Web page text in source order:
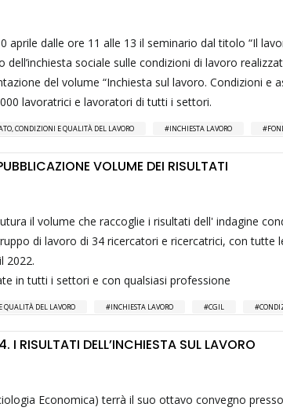
aprile dalle ore 11 alle 13 il seminario dal titolo “Il
sociale sulle condizioni di lavoro
del volume “Inchiesta sul lavoro. Condizioni e
lavoratrici e lavoratori di tutti i settori.
CONDIZIONI E QUALITÀ DEL LAVORO INCHIESTA LAVORO
VOLUME DEI RISULTATI
il volume che raccoglie i risultati dell' indagine
di lavoro di 34 ricercatori e ricercatrici, con tutte
2022.
in tutti i settori e con qualsiasi professione
QUALITÀ DEL LAVORO INCHIESTA LAVORO CGIL
RISULTATI DELL’INCHIESTA SUL LAVORO
Economica) terrà il suo ottavo convegno